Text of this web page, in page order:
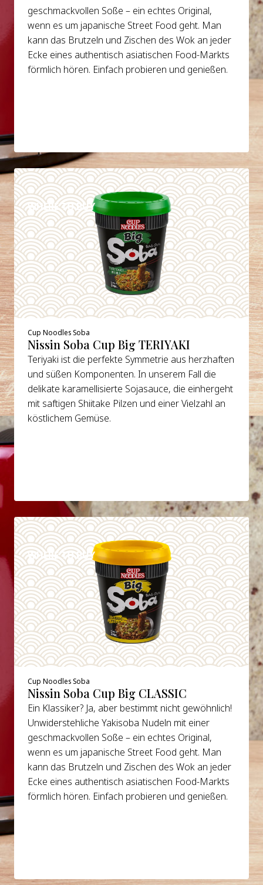
geschmackvollen Soße – ein echtes Original,
wenn es um japanische Street Food geht. Man
kann das Brutzeln und Zischen des Wok an jeder
Ecke eines authentisch asiatischen Food-Markts
förmlich hören. Einfach probieren und genießen.
WHERE TO BUY
DETAILS
Cup Noodles Soba
Nissin Soba Cup Big TERIYAKI
Teriyaki ist die perfekte Symmetrie aus herzhaften
und süßen Komponenten. In unserem Fall die
delikate karamellisierte Sojasauce, die einhergeht
mit saftigen Shiitake Pilzen und einer Vielzahl an
köstlichem Gemüse.
WHERE TO BUY
DETAILS
Cup Noodles Soba
Nissin Soba Cup Big CLASSIC
Ein Klassiker? Ja, aber bestimmt nicht gewöhnlich!
Unwiderstehliche Yakisoba Nudeln mit einer
geschmackvollen Soße – ein echtes Original,
wenn es um japanische Street Food geht. Man
kann das Brutzeln und Zischen des Wok an jeder
Ecke eines authentisch asiatischen Food-Markts
förmlich hören. Einfach probieren und genießen.